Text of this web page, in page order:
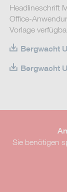
Headlineschrift
Office-
Vorlage
Bergwacht
Bergwacht
Sie benötigen